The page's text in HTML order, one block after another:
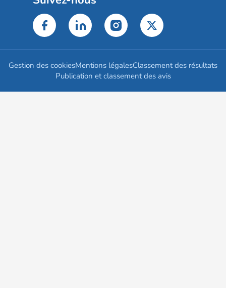
Gestion des cookiesMentions légalesClassement des résultats
Publication et classement des avis